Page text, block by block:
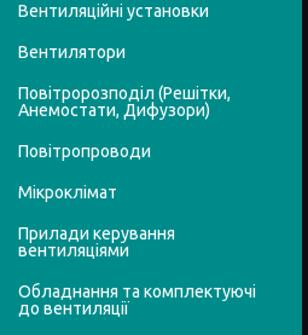
Вентиляційні установки
Вентилятори
Повітророзподіл (Решітки,
Анемостати, Дифузори)
Повітропроводи
Мікроклімат
Прилади керування
вентиляціями
Обладнання та комплектуючі
до вентиляції